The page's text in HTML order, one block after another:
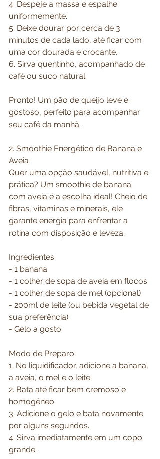
4. Despeje a massa e espalhe
uniformemente.
5. Deixe dourar por cerca de 3
minutos de cada lado, até ficar com
uma cor dourada e crocante.
6. Sirva quentinho, acompanhado de
café ou suco natural.
Pronto! Um pão de queijo leve e
gostoso, perfeito para acompanhar
seu café da manhã.
2. Smoothie Energético de Banana e
Aveia
Quer uma opção saudável, nutritiva e
prática? Um smoothie de banana
com aveia é a escolha ideal! Cheio de
fibras, vitaminas e minerais, ele
garante energia para enfrentar a
rotina com disposição e leveza.
Ingredientes:
- 1 banana
- 1 colher de sopa de aveia em flocos
- 1 colher de sopa de mel (opcional)
- 200ml de leite (ou bebida vegetal de
sua preferência)
- Gelo a gosto
Modo de Preparo:
1. No liquidificador, adicione a banana,
a aveia, o mel e o leite.
2. Bata até ficar bem cremoso e
homogêneo.
3. Adicione o gelo e bata novamente
por alguns segundos.
4. Sirva imediatamente em um copo
grande.